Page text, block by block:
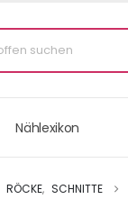
Nählexikon
RÖCKE, SCHNITTE